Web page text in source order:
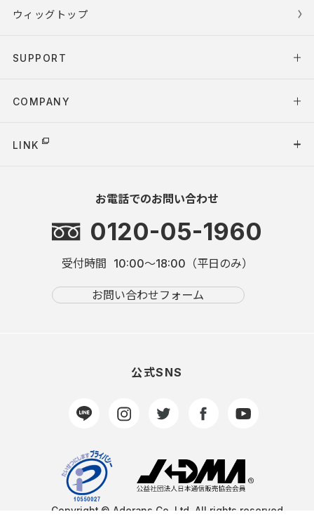
ウィッグトップ
SUPPORT
COMPANY
LINK
お電話でのお問い合わせ
0120-05-1960
受付時間 10:00～18:00（平日のみ）
お問い合わせフォーム
公式SNS
Copyright © Aderans Co.,Ltd. All rights reserved.